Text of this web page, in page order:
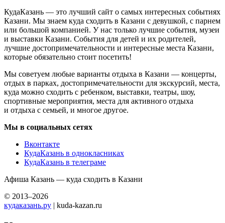
КудаКазань — это лучший сайт о самых интересных событиях
Казани. Мы знаем куда сходить в Казани с девушкой, с парнем
или большой компанией. У нас только лучшие события, музеи
и выставки Казани. События для детей и их родителей,
лучшие достопримечательности и интересные места Казани,
которые обязательно стоит посетить!
Мы советуем любые варианты отдыха в Казани — концерты,
отдых в парках, достопримечательности для экскурсий, места,
куда можно сходить с ребенком, выставки, театры, шоу,
спортивные мероприятия, места для активного отдыха
и отдыха с семьей, и многое другое.
Мы в социальных сетях
Вконтакте
КудаКазань в однокласниках
КудаКазань в телеграме
Афиша Казань — куда сходить в Казани
© 2013–2026
кудаказань.ру | kuda-kazan.ru